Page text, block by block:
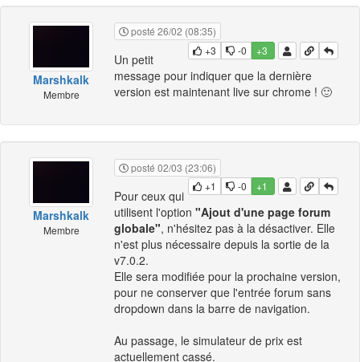
Marshkalk
Membre
posté 26/02 (08:35)
+3
-0 +3
Un petit
message pour indiquer que la dernière
version est maintenant live sur chrome ! 🙂
Marshkalk
Membre
posté 02/03 (23:06)
+1
-0 +1
Pour ceux qui
utilisent l'option "Ajout d'une page forum
globale", n'hésitez pas à la désactiver. Elle
n'est plus nécessaire depuis la sortie de la
v7.0.2.
Elle sera modifiée pour la prochaine version,
pour ne conserver que l'entrée forum sans
dropdown dans la barre de navigation.
Au passage, le simulateur de prix est
actuellement cassé.